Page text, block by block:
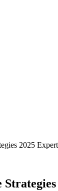
2025